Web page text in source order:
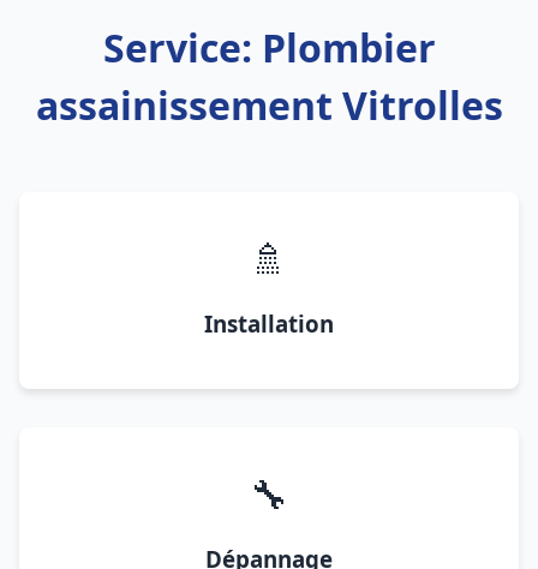
Service: Plombier
assainissement Vitrolles
🚿
Installation
🔧
Dépannage